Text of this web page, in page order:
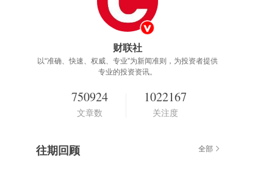
财联社
以“准确、快速、权威、专业”为新闻准则，为投资者提供
专业的投资资讯。
750924
文章数
1022167
关注度
往期回顾 全部